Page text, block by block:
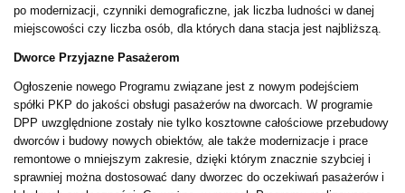
po modernizacji, czynniki demograficzne, jak liczba ludności w danej
miejscowości czy liczba osób, dla których dana stacja jest najbliższą.
Dworce Przyjazne Pasażerom
Ogłoszenie nowego Programu związane jest z nowym podejściem
spółki PKP do jakości obsługi pasażerów na dworcach. W programie
DPP uwzględnione zostały nie tylko kosztowne całościowe przebudowy
dworców i budowy nowych obiektów, ale także modernizacje i prace
remontowe o mniejszym zakresie, dzięki którym znacznie szybciej i
sprawniej można dostosować dany dworzec do oczekiwań pasażerów i